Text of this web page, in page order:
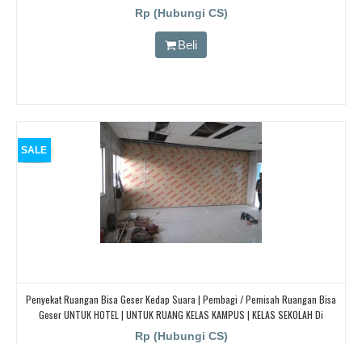
Rp (Hubungi CS)
Beli
SALE
Penyekat Ruangan Bisa Geser Kedap Suara | Pembagi / Pemisah Ruangan Bisa
Geser UNTUK HOTEL | UNTUK RUANG KELAS KAMPUS | KELAS SEKOLAH Di
BANDUNG, JAKARTA, BEKASI, TANGERANG
Rp (Hubungi CS)